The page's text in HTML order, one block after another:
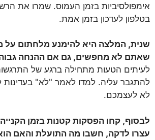
אימפולסיביות בזמן העמוס. שמרו את
בטלפון לעדכון בזמן אמת.
שנית, המלצה היא להימנע מלחתום על
שאתם לא מחפשים, גם אם ההנחה
לעיתים הטעות מתחילה ברגע של
להתגבר עליה. למדו לאמר "לא" בעדינות
לא לעצמכם.
לבסוף, קחו הפסקות קטנות בזמן
עצרו לדקה, חשבו מה התועלת והאם